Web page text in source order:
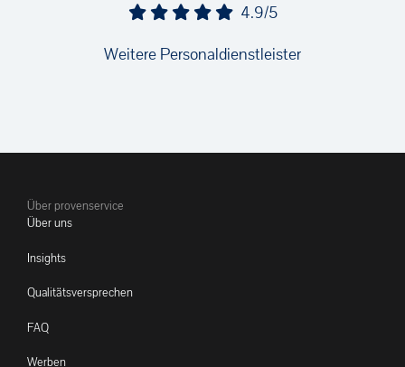
4.9/5
Weitere Personaldienstleister
Über provenservice
Über uns
Insights
Qualitätsversprechen
FAQ
Werben